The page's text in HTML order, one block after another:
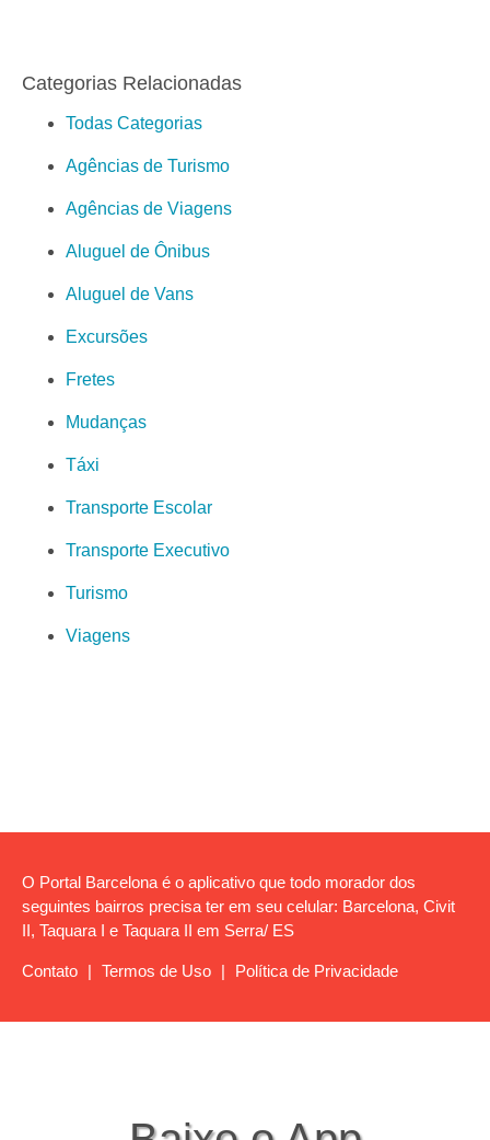
Categorias Relacionadas
Todas Categorias
Agências de Turismo
Agências de Viagens
Aluguel de Ônibus
Aluguel de Vans
Excursões
Fretes
Mudanças
Táxi
Transporte Escolar
Transporte Executivo
Turismo
Viagens
O Portal Barcelona é o aplicativo que todo morador dos
seguintes bairros precisa ter em seu celular: Barcelona, Civit
II, Taquara I e Taquara II em Serra/ ES
Contato | Termos de Uso | Política de Privacidade